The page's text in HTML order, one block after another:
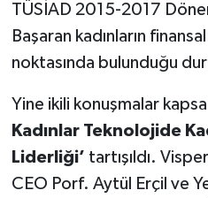
TÜSİAD 2015-2017
Başaran kadınların
noktasında bulunduğu
Yine ikili konuşmalar
Kadınlar Teknolojide
Liderliği’ tartışıldı.
CEO Porf. Aytül Erçil ve